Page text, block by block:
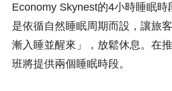
Economy Skynest的4小時睡眠時
是依循自然睡眠周期而設，讓旅
漸入睡並醒來」，放鬆休息。在
班將提供兩個睡眠時段。